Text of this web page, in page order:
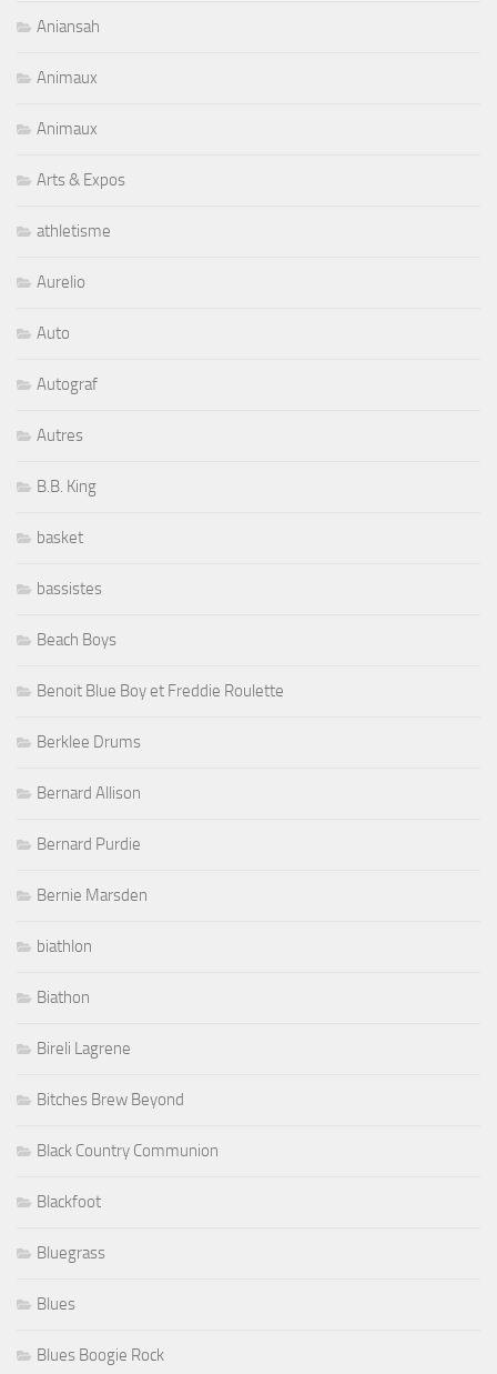
Aniansah
Animaux
Animaux
Arts & Expos
athletisme
Aurelio
Auto
Autograf
Autres
B.B. King
basket
bassistes
Beach Boys
Benoit Blue Boy et Freddie Roulette
Berklee Drums
Bernard Allison
Bernard Purdie
Bernie Marsden
biathlon
Biathon
Bireli Lagrene
Bitches Brew Beyond
Black Country Communion
Blackfoot
Bluegrass
Blues
Blues Boogie Rock